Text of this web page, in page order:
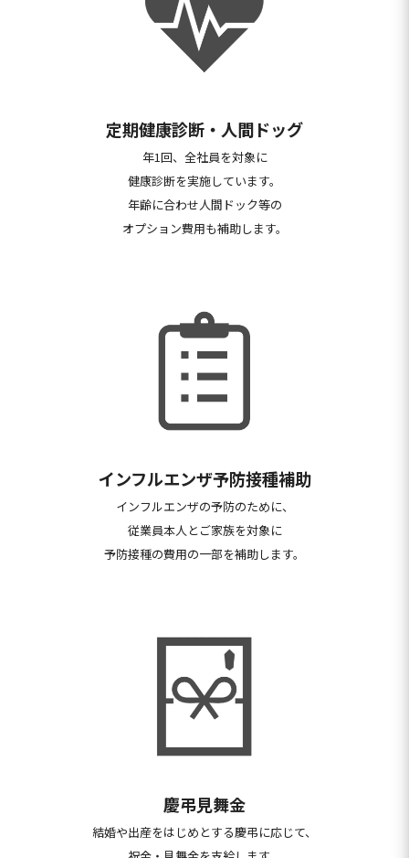
定期健康診断・人間ドッグ
年1回、全社員を対象に
健康診断を実施しています。
年齢に合わせ人間ドック等の
オプション費用も補助します。
インフルエンザ予防接種補助
インフルエンザの予防のために、
従業員本人とご家族を対象に
予防接種の費用の一部を補助します。
慶弔見舞金
結婚や出産をはじめとする慶弔に応じて、